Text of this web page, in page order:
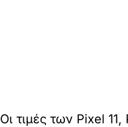
Οι τιμές των Pixel